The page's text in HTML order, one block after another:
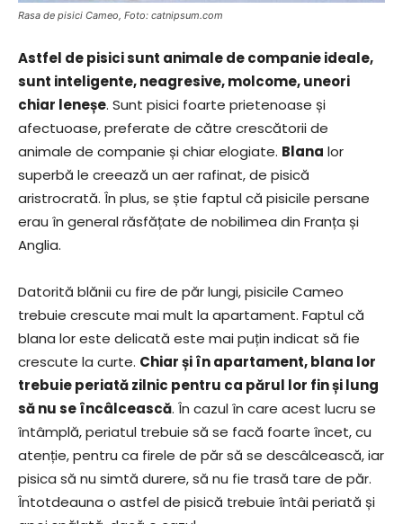
Rasa de pisici Cameo, Foto: catnipsum.com
Astfel de pisici sunt animale de companie ideale,
sunt inteligente, neagresive, molcome, uneori
chiar leneșe. Sunt pisici foarte prietenoase și
afectuoase, preferate de către crescătorii de
animale de companie și chiar elogiate. Blana lor
superbă le creează un aer rafinat, de pisică
aristrocrată. În plus, se știe faptul că pisicile persane
erau în general răsfățate de nobilimea din Franța și
Anglia.
Datorită blănii cu fire de păr lungi, pisicile Cameo
trebuie crescute mai mult la apartament. Faptul că
blana lor este delicată este mai puțin indicat să fie
crescute la curte. Chiar și în apartament, blana lor
trebuie periată zilnic pentru ca părul lor fin și lung
să nu se încâlcească. În cazul în care acest lucru se
întâmplă, periatul trebuie să se facă foarte încet, cu
atenție, pentru ca firele de păr să se descâlcească, iar
pisica să nu simtă durere, să nu fie trasă tare de păr.
Întotdeauna o astfel de pisică trebuie întâi periată și